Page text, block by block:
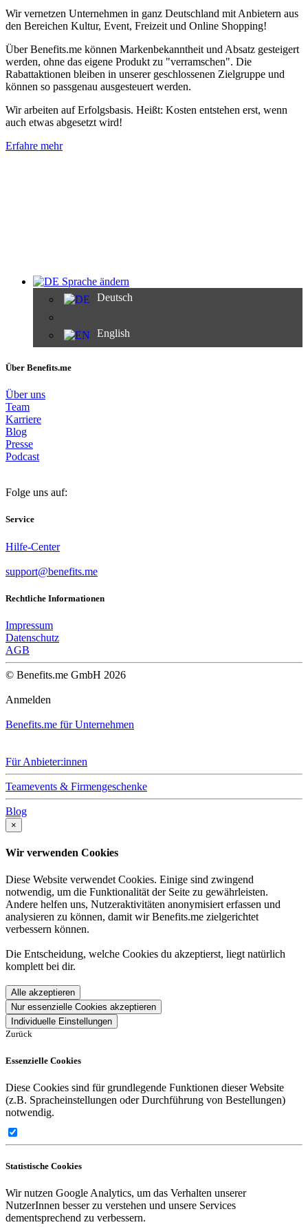
Wir vernetzen Unternehmen in ganz Deutschland mit Anbietern aus
den Bereichen Kultur, Event, Freizeit und Online Shopping!
Über Benefits.me können Markenbekanntheit und Absatz gesteigert
werden, ohne das eigene Produkt zu "verramschen". Die
Rabattaktionen bleiben in unserer geschlossenen Zielgruppe und
können so passgenau ausgesteuert werden.
Wir arbeiten auf Erfolgsbasis. Heißt: Kosten entstehen erst, wenn
auch etwas abgesetzt wird!
Erfahre mehr
Sprache ändern
Deutsch
English
Über Benefits.me
Über uns
Team
Karriere
Blog
Presse
Podcast
Folge uns auf:
Service
Hilfe-Center
support@benefits.me
Rechtliche Informationen
Impressum
Datenschutz
AGB
© Benefits.me GmbH 2026
Anmelden
Benefits.me für Unternehmen
Für Anbieter:innen
Teamevents & Firmengeschenke
Blog
×
Wir verwenden Cookies
Diese Website verwendet Cookies. Einige sind zwingend
notwendig, um die Funktionalität der Seite zu gewährleisten.
Andere helfen uns, Nutzeraktivitäten anonymisiert erfassen und
analysieren zu können, damit wir Benefits.me zielgerichtet
verbessern können.
Die Entscheidung, welche Cookies du akzeptierst, liegt natürlich
komplett bei dir.
Alle akzeptieren
Nur essenzielle Cookies akzeptieren
Individuelle Einstellungen
Zurück
Essenzielle Cookies
Diese Cookies sind für grundlegende Funktionen dieser Website
(z.B. Spracheinstellungen oder Durchführung von Bestellungen)
notwendig.
Statistische Cookies
Wir nutzen Google Analytics, um das Verhalten unserer
NutzerInnen besser zu verstehen und unsere Services
dementsprechend zu verbessern.